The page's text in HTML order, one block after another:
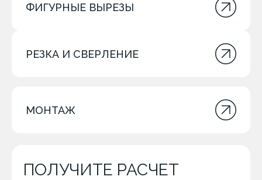
ФИГУРНЫЕ ВЫРЕЗЫ
РЕЗКА И СВЕРЛЕНИЕ
МОНТАЖ
ПОЛУЧИТЕ РАСЧЕТ